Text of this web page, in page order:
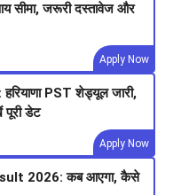
सीमा, जरूरी दस्तावेज और
Apply Now
PST शेड्यूल जारी,
डेट
Apply Now
2026: कब आएगा, कैसे